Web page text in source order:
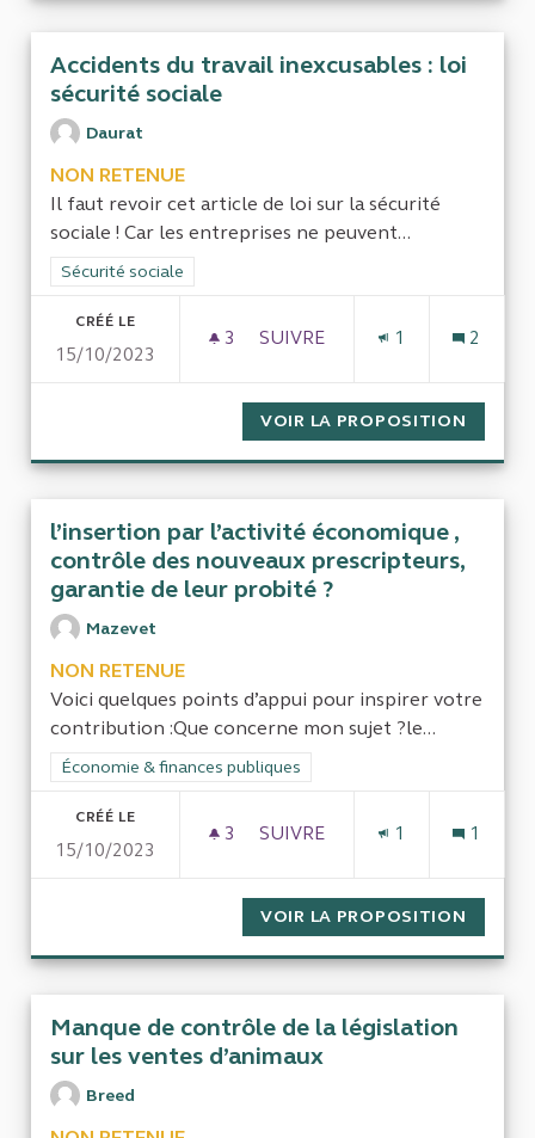
Accidents du travail inexcusables : loi
sécurité sociale
Daurat
NON RETENUE
Il faut revoir cet article de loi sur la sécurité
sociale ! Car les entreprises ne peuvent...
Filtrer les résultats de la catégorie : Sécurité sociale
Sécurité sociale
CRÉÉ LE
15/10/2023
3 3 ABONNÉS
SUIVRE
1 2
VOIR LA PROPOSITION
l’insertion par l’activité économique ,
contrôle des nouveaux prescripteurs,
garantie de leur probité ?
Mazevet
NON RETENUE
Voici quelques points d’appui pour inspirer votre
contribution :Que concerne mon sujet ?le...
Filtrer les résultats de la catégorie : Économie & finances
Économie & finances publiques
CRÉÉ LE
15/10/2023
3 3 ABONNÉS
SUIVRE
1 1
VOIR LA PROPOSITION
Manque de contrôle de la législation
sur les ventes d’animaux
Breed